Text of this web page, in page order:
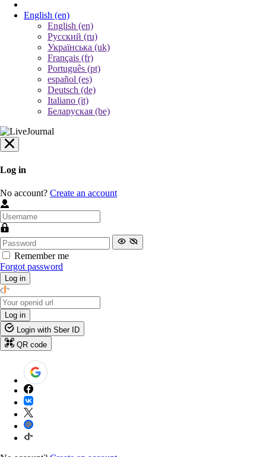
English (en)
English (en)
Русский (ru)
Українська (uk)
Français (fr)
Português (pt)
español (es)
Deutsch (de)
Italiano (it)
Беларуская (be)
Log in
No account? Create an account
Remember me
Forgot password
Log in
Log in
Login with Sber ID
QR code